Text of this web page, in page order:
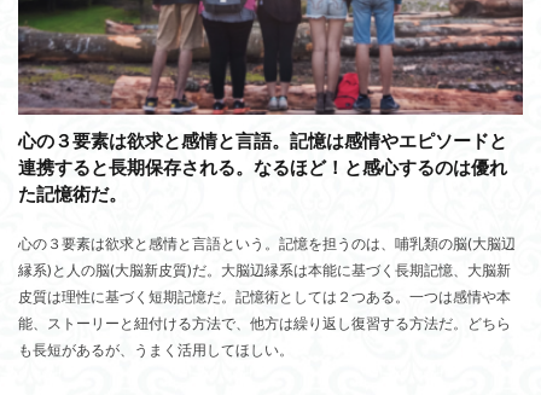
心の３要素は欲求と感情と言語。記憶は感情やエピソードと
連携すると長期保存される。なるほど！と感心するのは優れ
た記憶術だ。
心の３要素は欲求と感情と言語という。記憶を担うのは、哺乳類の脳(大脳辺
縁系)と人の脳(大脳新皮質)だ。大脳辺縁系は本能に基づく長期記憶、大脳新
皮質は理性に基づく短期記憶だ。記憶術としては２つある。一つは感情や本
能、ストーリーと紐付ける方法で、他方は繰り返し復習する方法だ。どちら
も長短があるが、うまく活用してほしい。